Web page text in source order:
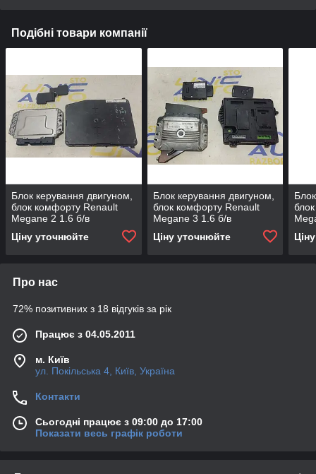
Подібні товари компанії
Блок керування двигуном,
блок комфорту Renault
Megane 2 1.6 б/в
8200298457 8200306435
Ціну уточнюйте
Блок керування двигуном,
блок комфорту Renault
Megane 3 1.6 б/в
284B17882R /
Ціну уточнюйте
Про нас
72% позитивних з 18 відгуків за рік
Працює з 04.05.2011
м. Київ
ул. Покільська 4, Київ, Україна
Контакти
Сьогодні працює з 09:00 до 17:00
Показати весь графік роботи